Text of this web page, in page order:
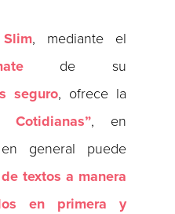
, mediante el
de su
seguro, ofrece la
Cotidianas”, en
general puede
textos a manera
en primera y